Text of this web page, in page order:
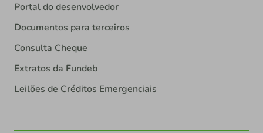
Portal do desenvolvedor
Documentos para terceiros
Consulta Cheque
Extratos da Fundeb
Leilões de Créditos Emergenciais